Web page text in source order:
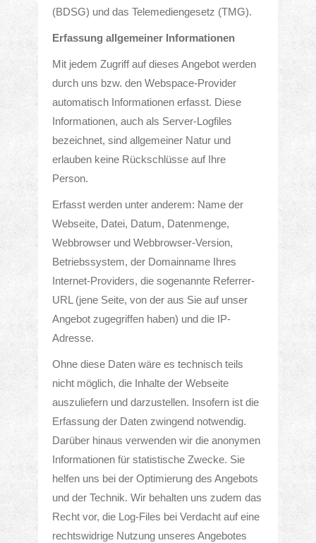
(BDSG) und das Telemediengesetz (TMG).
Erfassung allgemeiner Informationen
Mit jedem Zugriff auf dieses Angebot werden
durch uns bzw. den Webspace-Provider
automatisch Informationen erfasst. Diese
Informationen, auch als Server-Logfiles
bezeichnet, sind allgemeiner Natur und
erlauben keine Rückschlüsse auf Ihre
Person.
Erfasst werden unter anderem: Name der
Webseite, Datei, Datum, Datenmenge,
Webbrowser und Webbrowser-Version,
Betriebssystem, der Domainname Ihres
Internet-Providers, die sogenannte Referrer-
URL (jene Seite, von der aus Sie auf unser
Angebot zugegriffen haben) und die IP-
Adresse.
Ohne diese Daten wäre es technisch teils
nicht möglich, die Inhalte der Webseite
auszuliefern und darzustellen. Insofern ist die
Erfassung der Daten zwingend notwendig.
Darüber hinaus verwenden wir die anonymen
Informationen für statistische Zwecke. Sie
helfen uns bei der Optimierung des Angebots
und der Technik. Wir behalten uns zudem das
Recht vor, die Log-Files bei Verdacht auf eine
rechtswidrige Nutzung unseres Angebotes